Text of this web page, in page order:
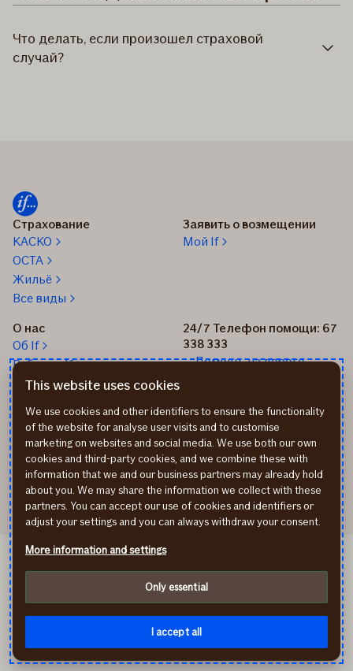
Что делать, если произошел страховой
случай?
Страхование
КАСКО
OCTA
Жильё
Все виды
Заявить о возмещении
Мой If
О нас
Об If
Работа в If
Новости
24/7 Телефон помощи: 67
338 333
Помощь на дороге
Наши офисы
Дистрибьюторы
страхования If
Реквизиты
If Kindlustus EE
If Draudimas LT
Политика конфиденциальности
Cookies
instagram
facebook
© If P&C Insurance AS Latvijas filiāle
This website uses cookies
We use cookies and other identifiers to ensure the functionality
of the website for analyse user visits and to customise
marketing on websites and social media. We use both our own
cookies and third-party cookies, and we combine these with
information that we and our business partners may already hold
about you. We may share the information we collect with these
partners. You can accept our use of cookies and identifiers or
adjust your settings and you can always withdraw your consent.
More information and settings
Only essential
I accept all